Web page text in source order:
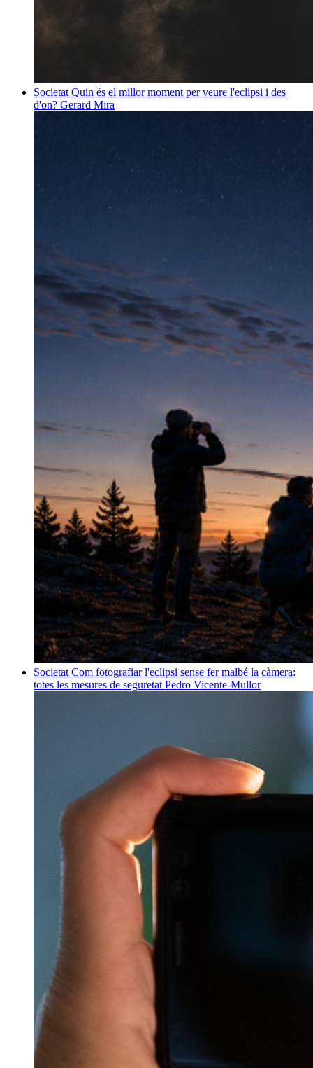
Societat Quin és el millor moment per veure l'eclipsi i des
d'on? Gerard Mira
Societat Com fotografiar l'eclipsi sense fer malbé la càmera:
totes les mesures de seguretat Pedro Vicente-Mullor